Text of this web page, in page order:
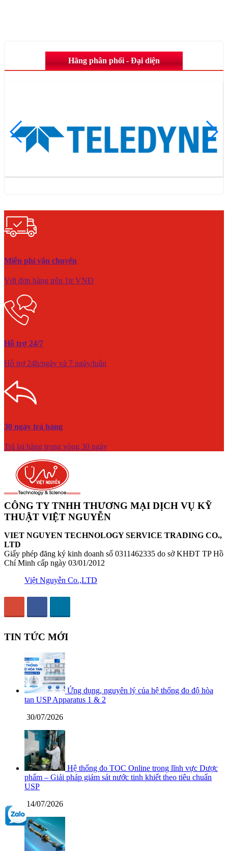
Hãng phân phối - Đại diện
Miễn phí vận chuyển
Với đơn hàng trên 1tr VNĐ
Hỗ trợ 24/7
Hỗ trợ 24h/ngày và 7 ngày/tuần
30 ngày trả hàng
Trả lại hàng trong vòng 30 ngày
CÔNG TY TNHH THƯƠNG MẠI DỊCH VỤ KỸ
THUẬT VIỆT NGUYỄN
VIET NGUYEN TECHNOLOGY SERVICE TRADING CO.,
LTD
Giấy phép đăng ký kinh doanh số 0311462335 do sở KHĐT TP Hồ
Chí Minh cấp ngày 03/01/2012
Việt Nguyễn Co.,LTD
TIN TỨC MỚI
Ứng dụng, nguyên lý của hệ thống đo độ hòa
tan USP Apparatus 1 & 2
30/07/2026
Hệ thống đo TOC Online trong lĩnh vực Dược
phẩm – Giải pháp giám sát nước tinh khiết theo tiêu chuẩn
USP
14/07/2026